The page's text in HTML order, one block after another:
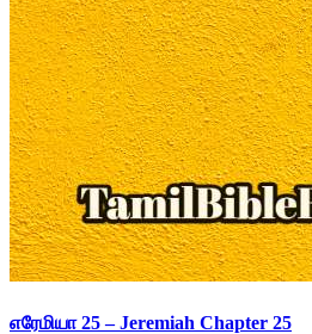
எரேமியா 25 – Jeremiah Chapter 25